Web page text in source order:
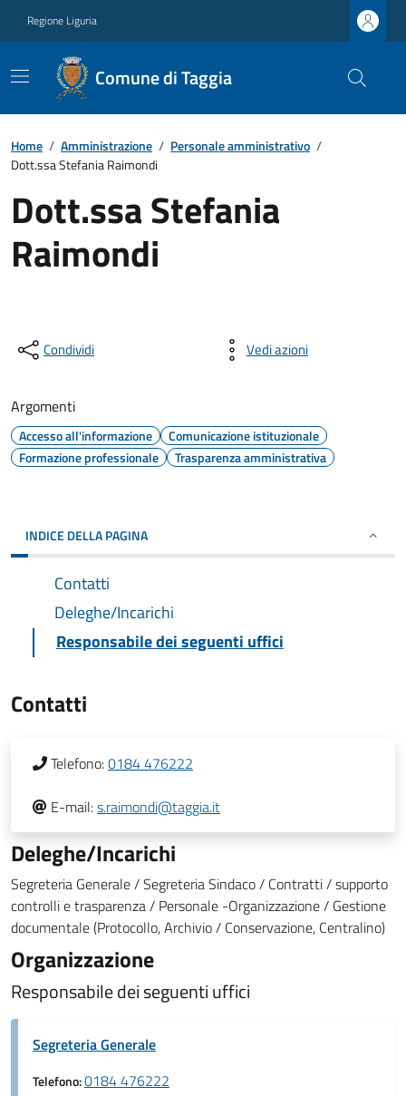
Regione Liguria
Comune di Taggia
Home / Amministrazione / Personale amministrativo /
Dott.ssa Stefania Raimondi
Dott.ssa Stefania
Raimondi
Condividi Vedi azioni
Argomenti
Accesso all'informazione
Comunicazione istituzionale
Formazione professionale
Trasparenza amministrativa
INDICE DELLA PAGINA
Contatti
Deleghe/Incarichi
Responsabile dei seguenti uffici
Contatti
Telefono:0184 476222
E-mail:s.raimondi@taggia.it
Deleghe/Incarichi
Segreteria Generale / Segreteria Sindaco / Contratti / supporto
controlli e trasparenza / Personale -Organizzazione / Gestione
documentale (Protocollo, Archivio / Conservazione, Centralino)
Organizzazione
Responsabile dei seguenti uffici
Segreteria Generale
Telefono:0184 476222